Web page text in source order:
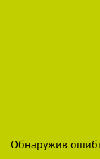
Обнаружив